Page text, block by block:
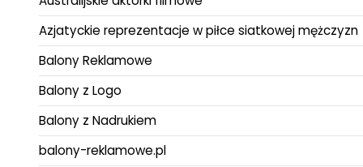
Azjatyckie reprezentacje w piłce siatkowej mężczyzn
Balony Reklamowe
Balony z Logo
Balony z Nadrukiem
balony-reklamowe.pl